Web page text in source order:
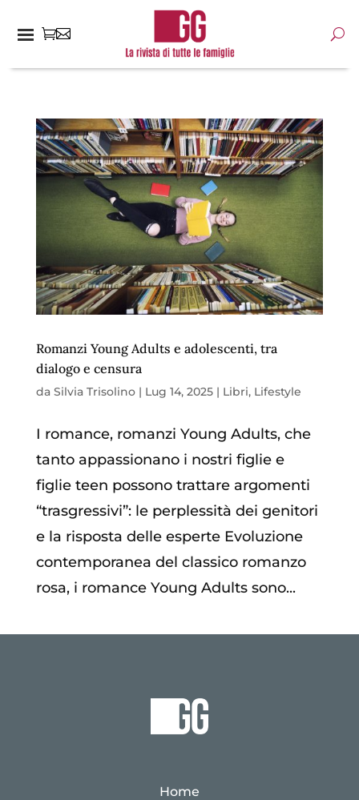
Romanzi Young Adults e adolescenti, tra
dialogo e censura
da Silvia Trisolino| Lug 14, 2025| Libri, Lifestyle
I romance, romanzi Young Adults, che
tanto appassionano i nostri figlie e
figlie teen possono trattare argomenti
“trasgressivi”: le perplessità dei genitori
e la risposta delle esperte Evoluzione
contemporanea del classico romanzo
rosa, i romance Young Adults sono...
Home